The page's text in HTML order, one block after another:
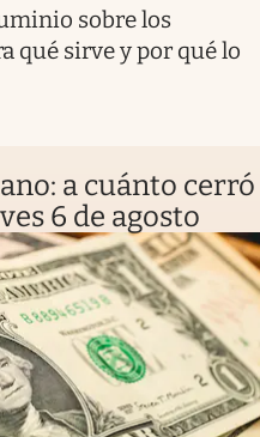
sobre los
qué sirve y por qué lo
a cuánto cerró
6 de agosto